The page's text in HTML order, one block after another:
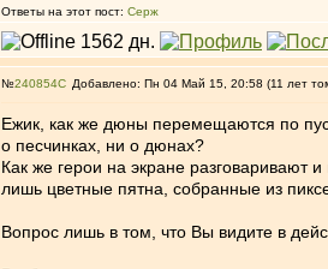
Ответы на этот пост: Серж
№240854 Добавлено: Пн 04 Май 15, 20:58 (11 лет
Ежик, как же дюны перемещаются по
о песчинках, ни о дюнах?
Как же герои на экране разговаривают
лишь цветные пятна, собранные из
Вопрос лишь в том, что Вы видите в